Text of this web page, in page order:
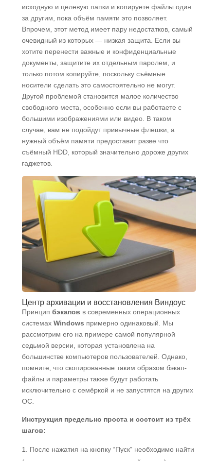
исходную и целевую папки и копируете файлы один
за другим, пока объём памяти это позволяет.
Впрочем, этот метод имеет пару недостатков, самый
очевидный из которых — низкая защита. Если вы
хотите перенести важные и конфиденциальные
документы, защитите их отдельным паролем, и
только потом копируйте, поскольку съёмные
носители сделать это самостоятельно не могут.
Другой проблемой становится малое количество
свободного места, особенно если вы работаете с
большими изображениями или видео. В таком
случае, вам не подойдут привычные флешки, а
нужный объём памяти предоставит разве что
съёмный HDD, который значительно дороже других
гаджетов.
Центр архивации и восстановления Виндоус
Принцип бэкапов в современных операционных
системах Windows примерно одинаковый. Мы
рассмотрим его на примере самой популярной
седьмой версии, которая установлена на
большинстве компьютеров пользователей. Однако,
помните, что скопированные таким образом бэкап-
файлы и параметры также будут работать
исключительно с семёркой и не запустятся на других
ОС.
Инструкция предельно проста и состоит из трёх
шагов:
После нажатия на кнопку “Пуск” необходимо найти